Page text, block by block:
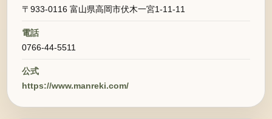
〒933-0116 富山県高岡市伏木一宮1-11-11
電話
0766-44-5511
公式
https://www.manreki.com/